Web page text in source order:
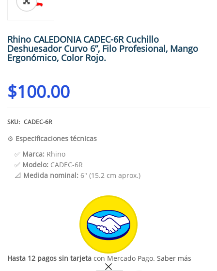
🔍
Rhino CALEDONIA CADEC-6R Cuchillo
Deshuesador Curvo 6”, Filo Profesional, Mango
Ergonómico, Color Rojo.
$100.00
SKU: CADEC-6R
⚙️ Especificaciones técnicas
✅ Marca: Rhino
✅ Modelo: CADEC-6R
📐 Medida nominal: 6" (15.2 cm aprox.)
Hasta 12 pagos sin tarjeta con Mercado Pago. Saber más